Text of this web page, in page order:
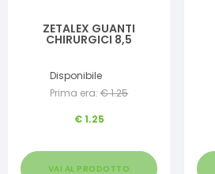
ZETALEX GUANTI
CHIRURGICI 8,5
Disponibile
Prima era: €1.25
€1.25
VAI AL PRODOTTO